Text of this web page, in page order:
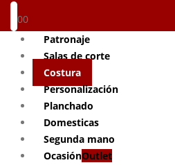
00
Patronaje
Salas de corte
Costura
Personalización
Planchado
Domesticas
Segunda mano
OcasiónOutlet